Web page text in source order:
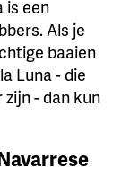
is een
Als je
baaien
Luna - die
- dan kun